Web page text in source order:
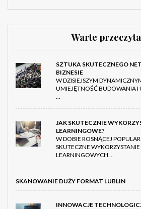
Warte
SZTUKA SKUTECZNEGO
BIZNESIE
W DZISIEJSZYM
UMIEJĘTNOŚĆ BUDOWANIA I
…
JAK SKUTECZNIE
LEARNINGOWE?
W DOBIE ROSNĄCEJ
SKUTECZNE
LEARNINGOWYCH …
SKANOWANIE DUŻY FORMAT LUBLIN
INNOWACJE